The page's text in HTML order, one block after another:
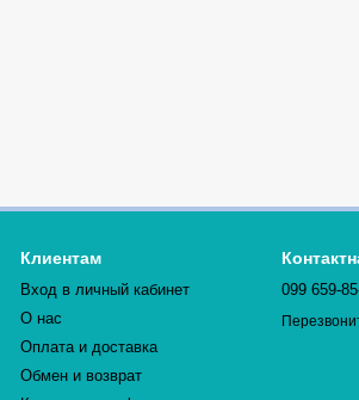
Клиентам
Вход в личный кабинет
О нас
Оплата и доставка
Обмен и возврат
099 659-